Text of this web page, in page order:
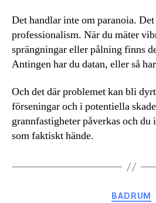
Det handlar inte om paranoia.
professionalism. När du mäter
sprängningar eller pålning finns
Antingen har du datan, eller så
Och det där problemet kan bli
förseningar och i potentiella
grannfastigheter påverkas och du
som faktiskt hände.
BADRUM